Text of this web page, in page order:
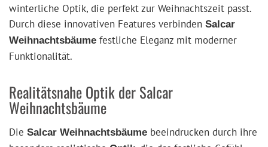
winterliche Optik, die perfekt zur Weihnachtszeit passt.
Durch diese innovativen Features verbinden Salcar
Weihnachtsbäume festliche Eleganz mit moderner
Funktionalität.
Realitätsnahe Optik der Salcar
Weihnachtsbäume
Die Salcar Weihnachtsbäume beeindrucken durch ihre